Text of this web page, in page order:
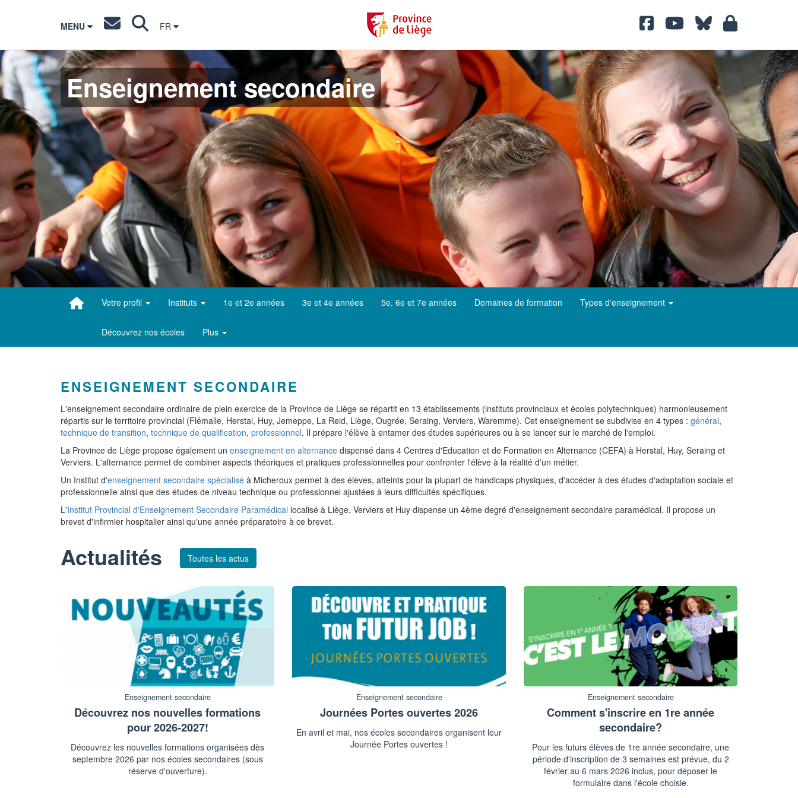
MENU FR
Enseignement secondaire
Votre profil Instituts 1e et 2e années 3e et 4e années 5e, 6e et 7e années Domaines de formation Types d'enseignement
Découvrez nos écoles Plus
ENSEIGNEMENT SECONDAIRE
L'enseignement secondaire ordinaire de plein exercice de la Province de Liège se répartit en 13 établissements (instituts provinciaux et écoles polytechniques) harmonieusement
répartis sur le territoire provincial (Flémalle, Herstal, Huy, Jemeppe, La Reid, Liège, Ougrée, Seraing, Verviers, Waremme). Cet enseignement se subdivise en 4 types : général,
technique de transition, technique de qualification, professionnel. Il prépare l'élève à entamer des études supérieures ou à se lancer sur le marché de l'emploi.
La Province de Liège propose également un enseignement en alternance dispensé dans 4 Centres d'Education et de Formation en Alternance (CEFA) à Herstal, Huy, Seraing et
Verviers. L'alternance permet de combiner aspects théoriques et pratiques professionnelles pour confronter l'élève à la réalité d'un métier.
Un Institut d'enseignement secondaire spécialisé à Micheroux permet à des élèves, atteints pour la plupart de handicaps physiques, d'accéder à des études d'adaptation sociale et
professionnelle ainsi que des études de niveau technique ou professionnel ajustées à leurs difficultés spécifiques.
L'Institut Provincial d'Enseignement Secondaire Paramédical localisé à Liège, Verviers et Huy dispense un 4ème degré d'enseignement secondaire paramédical. Il propose un
brevet d'infirmier hospitalier ainsi qu'une année préparatoire à ce brevet.
Actualités Toutes les actus
Enseignement secondaire
Découvrez nos nouvelles formations
pour 2026-2027!
Découvrez les nouvelles formations organisées dès
septembre 2026 par nos écoles secondaires (sous
réserve d'ouverture).
Enseignement secondaire
Journées Portes ouvertes 2026
En avril et mai, nos écoles secondaires organisent leur
Journée Portes ouvertes !
Enseignement secondaire
Comment s'inscrire en 1re année
secondaire?
Pour les futurs élèves de 1re année secondaire, une
période d'inscription de 3 semaines est prévue, du 2
février au 6 mars 2026 inclus, pour déposer le
formulaire dans l'école choisie.